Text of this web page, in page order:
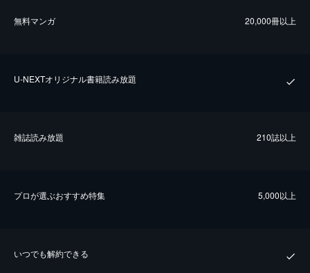
無料マンガ 20,000冊以上
U-NEXTオリジナル書籍読み放題
雑誌読み放題 210誌以上
プロが選ぶおすすめ特集 5,000以上
いつでも解約できる